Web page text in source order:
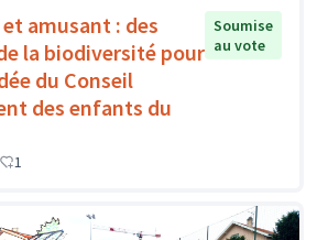
amusant : des
la biodiversité pour
du Conseil
des enfants du
Soumise
au vote
1